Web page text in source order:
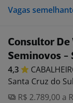
Vagas
Consultor
Seminovos -
4,3
Santa Cruz do
R$ 2.789,00 a